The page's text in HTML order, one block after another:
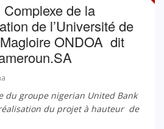
de la
de l’Université de
ONDOA dit
du groupe nigerian United Bank
du projet à hauteur de